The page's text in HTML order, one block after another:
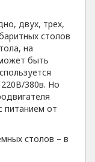
двух, трех,
столов
на
быть
380в. Но
питанием от
столов – в